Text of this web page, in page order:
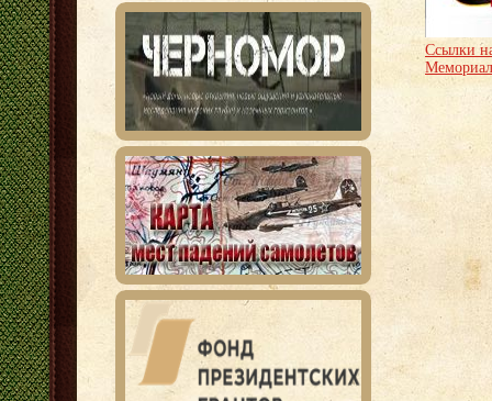
Ссылки
Мемориал